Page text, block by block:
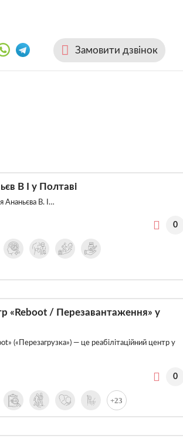
Замовити дзвінок
В І у Полтаві
Ананьєва В. І…
0
«Reboot / Перезавантаження» у
(«Перезагрузка») — це реабілітаційний центр у
0
+23